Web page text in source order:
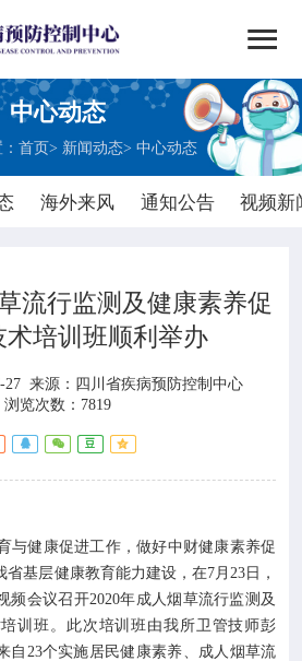

中心动态
：首页> 新闻动态>中心动态
海外来风 通知公告 视频新





流行监测及健康素养促
术培训班顺利举办
27 来源： 四川省疾病预防控制中心
浏览次数：7819
健康促进工作，做好中财健康素养促
基层健康教育能力建设，在7月23日，
频会议召开2020年成人烟草流行监测及
训班。此次培训班由我所卫管技师彭
自23个实施居民健康素养、成人烟草流